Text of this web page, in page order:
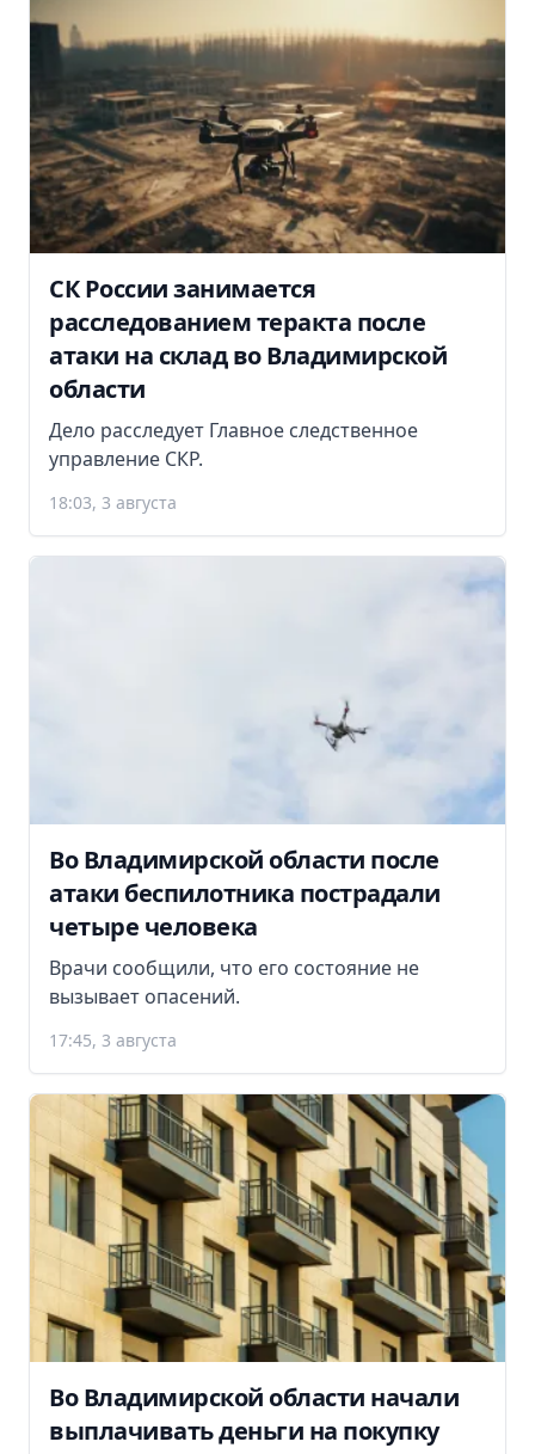
СК России занимается
расследованием теракта после
атаки на склад во Владимирской
области
Дело расследует Главное следственное
управление СКР.
18:03, 3 августа
Во Владимирской области после
атаки беспилотника пострадали
четыре человека
Врачи сообщили, что его состояние не
вызывает опасений.
17:45, 3 августа
Во Владимирской области начали
выплачивать деньги на покупку